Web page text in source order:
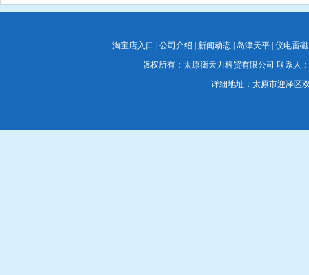
淘宝店入口 公司介绍 新闻动态| 岛津天平| 仪电雷磁
版权所有：太原衡天力科贸有限公司 联系人：
详细地址：太原市迎泽区